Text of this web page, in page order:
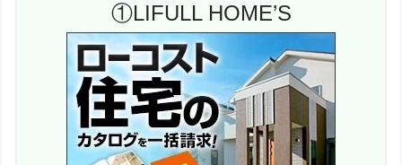
①LIFULL HOME’S